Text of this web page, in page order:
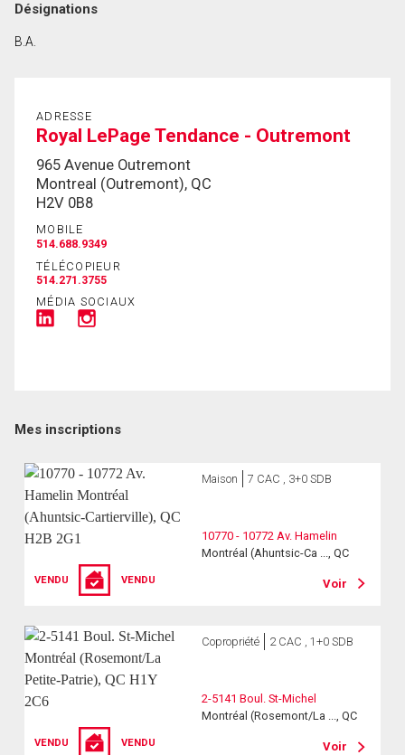
consentez à nos conditions d'utilisation et vous
nous fournissez l'autorisation écrite de
communiquer avec vous.
Désignations
B.A.
ADRESSE
Royal LePage Tendance - Outremont
965 Avenue Outremont
Montreal (Outremont), QC
H2V 0B8
MOBILE
514.688.9349
TÉLÉCOPIEUR
514.271.3755
MÉDIA SOCIAUX
Mes inscriptions
VENDU VENDU
Maison 7 CAC , 3+0 SDB
10770 - 10772 Av. Hamelin
Montréal (Ahuntsic-Ca ..., QC
Voir
VENDU VENDU
Copropriété 2 CAC , 1+0 SDB
2-5141 Boul. St-Michel
Montréal (Rosemont/La ..., QC
Voir